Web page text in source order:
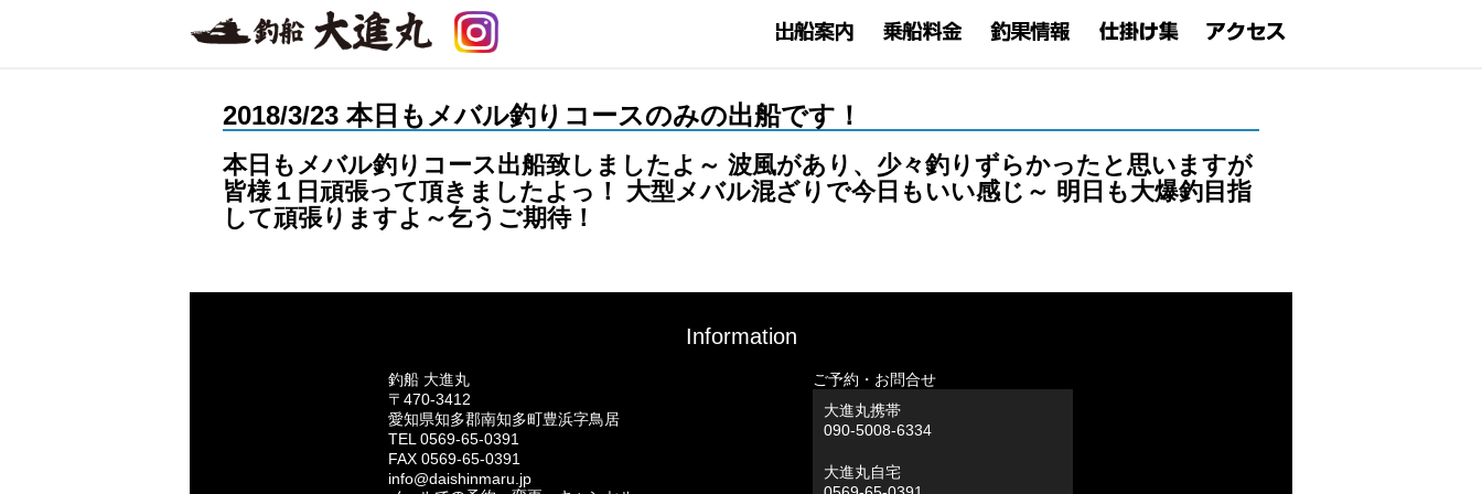
2018/3/23 本日もメバル釣りコースのみの出船です！
本日もメバル釣りコース出船致しましたよ～ 波風があり、少々釣りずらかったと思いますが
皆様１日頑張って頂きましたよっ！ 大型メバル混ざりで今日もいい感じ～ 明日も大爆釣目指
して頑張りますよ～乞うご期待！
Information
釣船 大進丸
〒470-3412
愛知県知多郡南知多町豊浜字鳥居
TEL 0569-65-0391
FAX 0569-65-0391
info@daishinmaru.jp
ご予約・お問合せ
大進丸携帯
090-5008-6334
大進丸自宅